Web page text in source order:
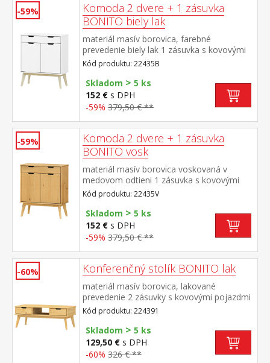
-59%
Komoda 2 dvere + 1 zásuvka
BONITO biely lak
materiál masív borovica, farebné
prevedenie biely lak 1 zásuvka s kovovými
pojazdmi, 2 dvierka, 1 polica
Kód produktu: 22435B
Skladom > 5 ks
152 € s DPH
-59% 379,50 € **
-59%
Komoda 2 dvere + 1 zásuvka
BONITO vosk
materiál masív borovica voskovaná v
medovom odtieni 1 zásuvka s kovovými
pojazdmi, 2 dvierka, 1 polica
Kód produktu: 22435V
Skladom > 5 ks
152 € s DPH
-59% 379,50 € **
-60% Konferenčný stolík BONITO lak
materiál masív borovica, lakované
prevedenie 2 zásuvky s kovovými pojazdmi
Kód produktu: 224391
Skladom > 5 ks
129,50 € s DPH
-60% 326 € **